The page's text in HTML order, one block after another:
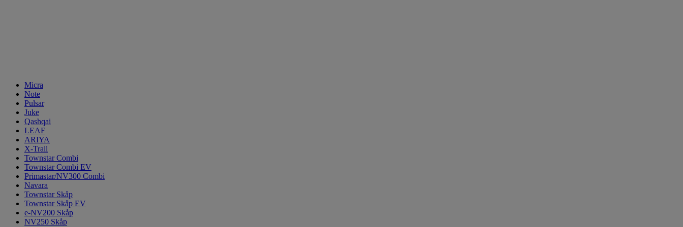
Micra
Note
Pulsar
Juke
Qashqai
LEAF
ARIYA
X-Trail
Townstar Combi
Townstar Combi EV
Primastar/NV300 Combi
Navara
Townstar Skåp
Townstar Skåp EV
e-NV200 Skåp
NV250 Skåp